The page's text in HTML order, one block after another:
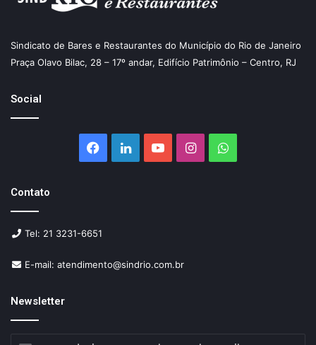
Sindicato de Bares e Restaurantes do Município do Rio de Janeiro
Praça Olavo Bilac, 28 – 17º andar, Edifício Patrimônio – Centro, RJ
Social
Facebook
LinkedinYouTubeInstagramWhatsApp
Contato
Tel: 21 3231-6651
E-mail: atendimento@sindrio.com.br
Newsletter